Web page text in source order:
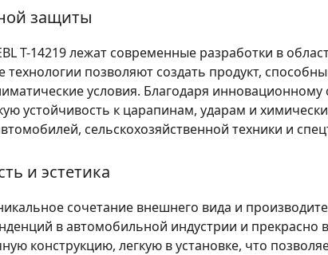
защиты
T-14219 лежат современные разработки в
позволяют создать продукт,
условия. Благодаря
устойчивость к царапинам, ударам и
сельскохозяйственной техники и
и эстетика
сочетание внешнего вида и
в автомобильной индустрии и прекрасно
конструкцию, легкую в установке, что